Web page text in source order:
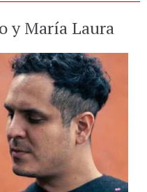
y María Laura